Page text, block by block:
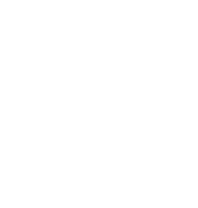
До мэрии менее
застроен